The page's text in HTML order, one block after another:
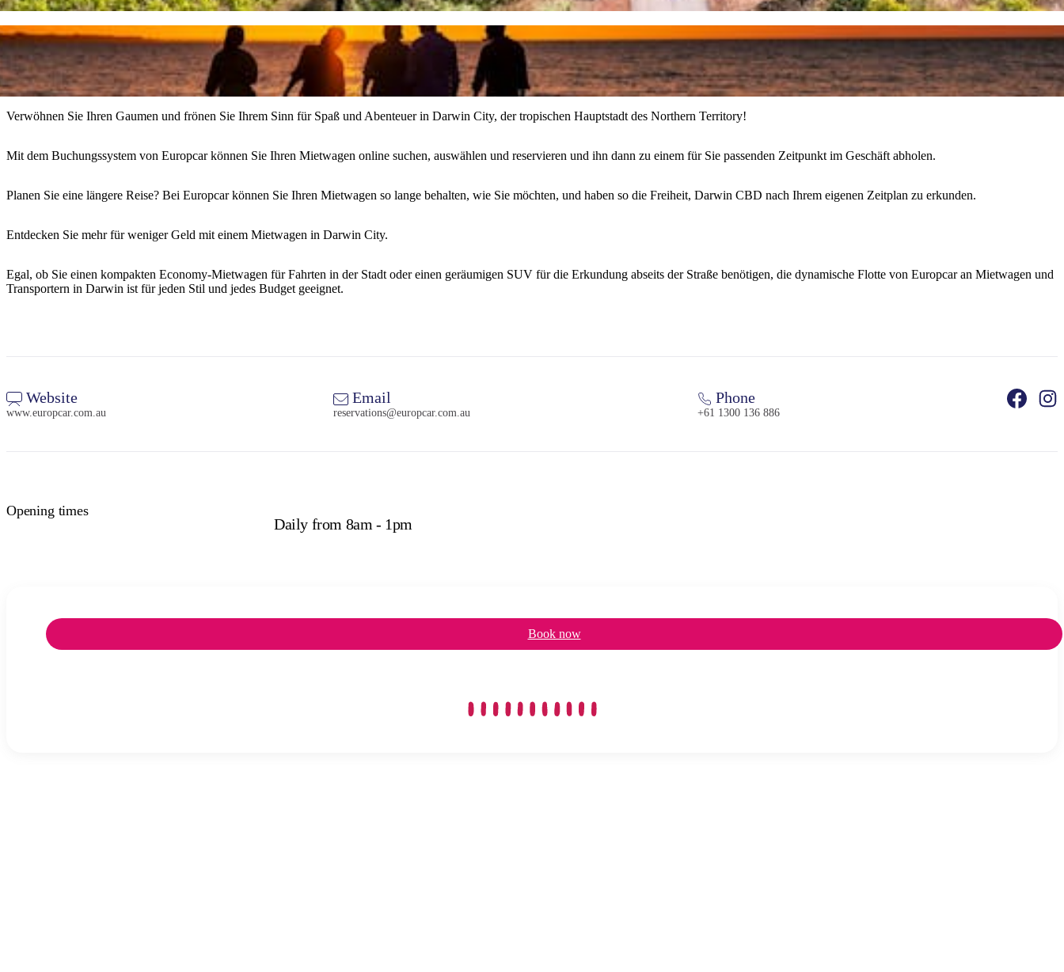
Verwöhnen Sie Ihren Gaumen und frönen Sie Ihrem Sinn für Spaß und Abenteuer in Darwin City, der tropischen Hauptstadt des Northern Territory!
Mit dem Buchungssystem von Europcar können Sie Ihren Mietwagen online suchen, auswählen und reservieren und ihn dann zu einem für Sie passenden Zeitpunkt im Geschäft abholen.
Planen Sie eine längere Reise? Bei Europcar können Sie Ihren Mietwagen so lange behalten, wie Sie möchten, und haben so die Freiheit, Darwin CBD nach Ihrem eigenen Zeitplan zu erkunden.
Entdecken Sie mehr für weniger Geld mit einem Mietwagen in Darwin City.
Egal, ob Sie einen kompakten Economy-Mietwagen für Fahrten in der Stadt oder einen geräumigen SUV für die Erkundung abseits der Straße benötigen, die dynamische Flotte von Europcar an Mietwagen und
Transportern in Darwin ist für jeden Stil und jedes Budget geeignet.
Website
www.europcar.com.au
Email
reservations@europcar.com.au
Phone
+61 1300 136 886
Opening times
Daily from 8am - 1pm
Book now